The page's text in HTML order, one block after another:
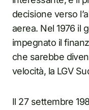
decisione verso
aerea. Nel 1976 il
impegnato il
che sarebbe
velocità, la LGV
Il 27 settembre